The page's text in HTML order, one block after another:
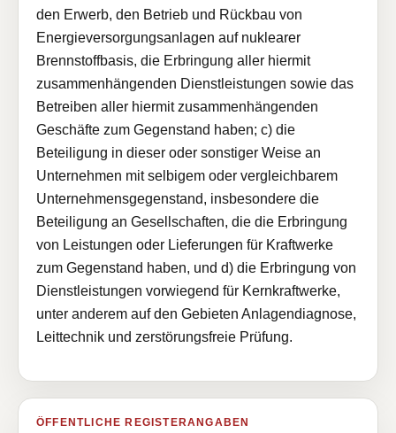
den Erwerb, den Betrieb und Rückbau von
Energieversorgungsanlagen auf nuklearer
Brennstoffbasis, die Erbringung aller hiermit
zusammenhängenden Dienstleistungen sowie das
Betreiben aller hiermit zusammenhängenden
Geschäfte zum Gegenstand haben; c) die
Beteiligung in dieser oder sonstiger Weise an
Unternehmen mit selbigem oder vergleichbarem
Unternehmensgegenstand, insbesondere die
Beteiligung an Gesellschaften, die die Erbringung
von Leistungen oder Lieferungen für Kraftwerke
zum Gegenstand haben, und d) die Erbringung von
Dienstleistungen vorwiegend für Kernkraftwerke,
unter anderem auf den Gebieten Anlagendiagnose,
Leittechnik und zerstörungsfreie Prüfung.
ÖFFENTLICHE REGISTERANGABEN